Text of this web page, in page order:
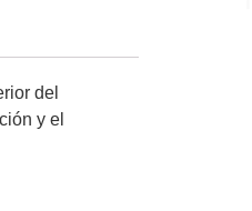
del
y el